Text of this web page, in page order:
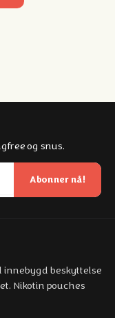
og snus.
Abonner nå!
innebygd beskyttelse
Nikotin pouches